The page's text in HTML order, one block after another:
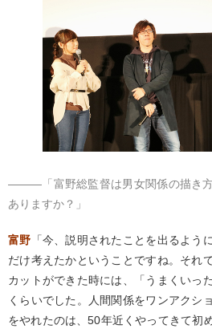
―――「富野総監督は男女関係の描き
ありますか？」
富野 「今、説明されたことを出るよう
だけ考えたかということですね。それ
カットができた時には、「うまくいっ
くらいでした。人間関係をワンアクシ
をやれたのは、50年近くやってきて初